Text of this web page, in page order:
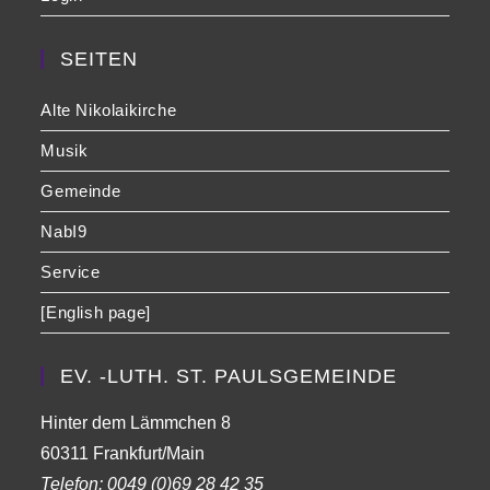
SEITEN
Alte Nikolaikirche
Musik
Gemeinde
NabI9
Service
[English page]
EV. -LUTH. ST. PAULSGEMEINDE
Hinter dem Lämmchen 8
60311 Frankfurt/Main
Telefon:0049 (0)69 28 42 35